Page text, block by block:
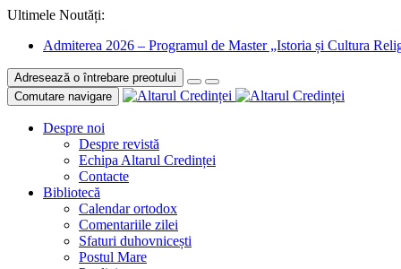
Ultimele Noutăți:
Admiterea 2026 – Programul de Master „Istoria și Cultura
Adresează o întrebare preotului
Comutare navigare
Despre noi
Despre revistă
Echipa Altarul Credinței
Contacte
Bibliotecă
Calendar ortodox
Comentariile zilei
Sfaturi duhovnicești
Postul Mare